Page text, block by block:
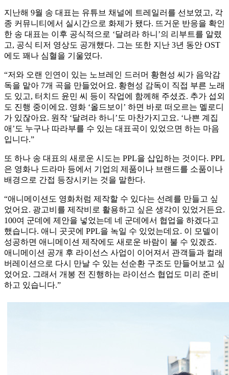
지난해 9월 송 대표는 유튜브 채널에 트레일러를 선보였고, 각
종 커뮤니티에서 실시간으로 화제가 됐다. 뜨거운 반응을 확인
한 송 대표는 이후 공식적으로 ‘달려라 하니’의 리부트를 알렸
고, 공식 티저 영상도 공개했다. 그는 또한 지난 3년 동안 OST
에도 꽤나 심혈을 기울였다.
“저와 오랜 인연이 있는 노브레인 드러머 황현성 씨가 음악감
독을 맡아 7개 곡을 만들었어요. 황현성 감독이 직접 부른 노래
도 있고, 터치드 윤민 씨 등이 작업에 함께해 주셨죠. 추가 섭외
도 진행 중이에요. 영화 ‘올드보이’ 하면 바로 떠오르는 멜로디
가 있잖아요. 원작 ‘달려라 하니’도 마찬가지고요. ‘나쁜 계집
애’도 누구나 따라부를 수 있는 대표곡이 있었으면 하는 마음
입니다.”
또 하나 송 대표의 새로운 시도는 PPL을 삽입하는 것이다. PPL
은 영화나 드라마 등에서 기업의 제품이나 브랜드를 소품이나
배경으로 간접 등장시키는 것을 말한다.
“애니메이션도 영화처럼 제작할 수 있다는 선례를 만들고 싶
었어요. 광고비를 제작비로 활용하고 싶은 생각이 있었거든요.
100여 군데에 제안을 넣었는데 네 군데에서 협업을 하겠다고
했습니다. 애니 곳곳에 PPL을 녹일 수 있었는데요. 이 모델이
성공하면 애니메이션 제작에도 새로운 바람이 불 수 있겠죠.
애니메이션 공개 후 라이선스 사업이 이어져서 관객들과 컬래
버레이션으로 다시 만날 수 있는 선순환 구조도 만들어보고 싶
었어요. 그래서 개봉 전 진행하는 라이선스 협업도 미리 준비
하고 있습니다.”